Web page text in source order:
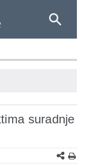
suradnje